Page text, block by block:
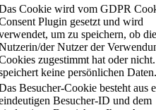
Cookie wird vom GDPR
Plugin gesetzt und wird
um zu speichern, ob die
der Nutzer der
zugestimmt hat oder
keine persönlichen Daten.
Besucher-Cookie besteht aus
Besucher-ID und dem